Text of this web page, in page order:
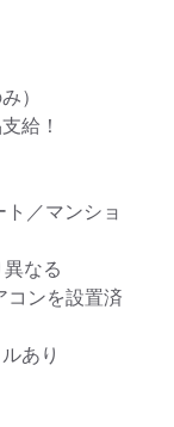
）
給！
／マンショ
なる
コンを設置済
あり